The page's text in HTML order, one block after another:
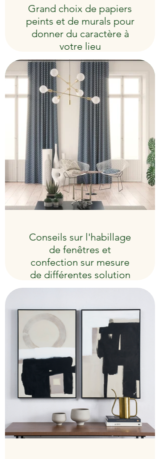
Grand choix de papiers
peints et de murals pour
donner du caractère à
votre lieu
Conseils sur l'habillage
de fenêtres et
confection sur mesure
de différentes solution